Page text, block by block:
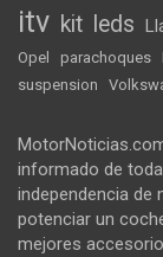
itv kit leds
Opel parachoques
suspension
informado de
independencia de
potenciar un
mejores